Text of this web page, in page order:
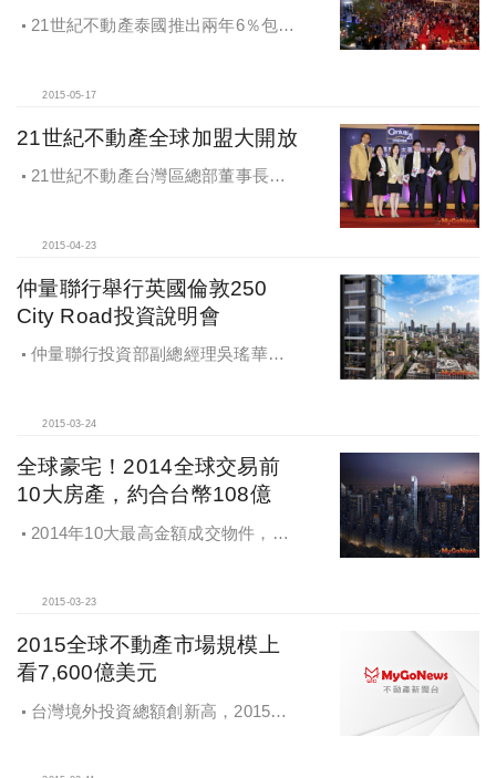
21世紀不動產泰國推出兩年6％包租
2015-05-17
21世紀不動產全球加盟大開放
21世紀不動產台灣區總部董事長王
2015-04-23
仲量聯行舉行英國倫敦250
City Road投資說明會
仲量聯行投資部副總經理吳瑤華表
2015-03-24
全球豪宅！2014全球交易前
10大房產，約合台幣108億
2014年10大最高金額成交物件，前3
2015-03-23
2015全球不動產市場規模上
看7,600億美元
台灣境外投資總額創新高，2015全